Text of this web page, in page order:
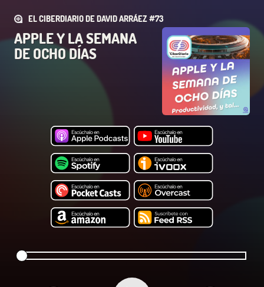
EL CIBERDIARIO DE DAVID ARRÁEZ #73
APPLE Y LA SEMANA
DE OCHO DÍAS